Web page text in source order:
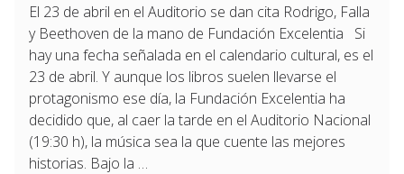
El 23 de abril en el Auditorio se dan cita Rodrigo, Falla
y Beethoven de la mano de Fundación Excelentia Si
hay una fecha señalada en el calendario cultural, es el
23 de abril. Y aunque los libros suelen llevarse el
protagonismo ese día, la Fundación Excelentia ha
decidido que, al caer la tarde en el Auditorio Nacional
(19:30 h), la música sea la que cuente las mejores
historias. Bajo la …